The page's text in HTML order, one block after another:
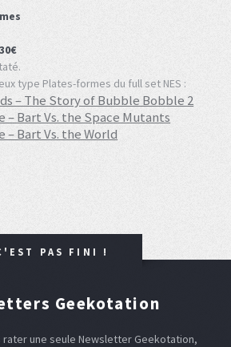
30€
type Plates-formes du full set NES :
– The Story of Bubble Bobble 2
– Bart Vs. the Space Mutants
– Bart Vs. the World
PAS FINI !
Geekotation
rater une seule Newsletter Geekotation,